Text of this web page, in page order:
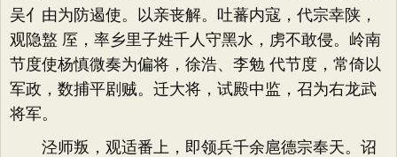
吴亻由为防遏使。以亲丧解。吐蕃内寇，代宗幸陕，
观隐盩 厔，率乡里子姓千人守黑水，虏不敢侵。岭南
节度使杨慎微奏为偏将，徐浩、李勉 代节度，常倚以
军政，数捕平剧贼。迁大将，试殿中监，召为右龙武
将军。
泾师叛，观适番上，即领兵千余扈德宗奉天。诏